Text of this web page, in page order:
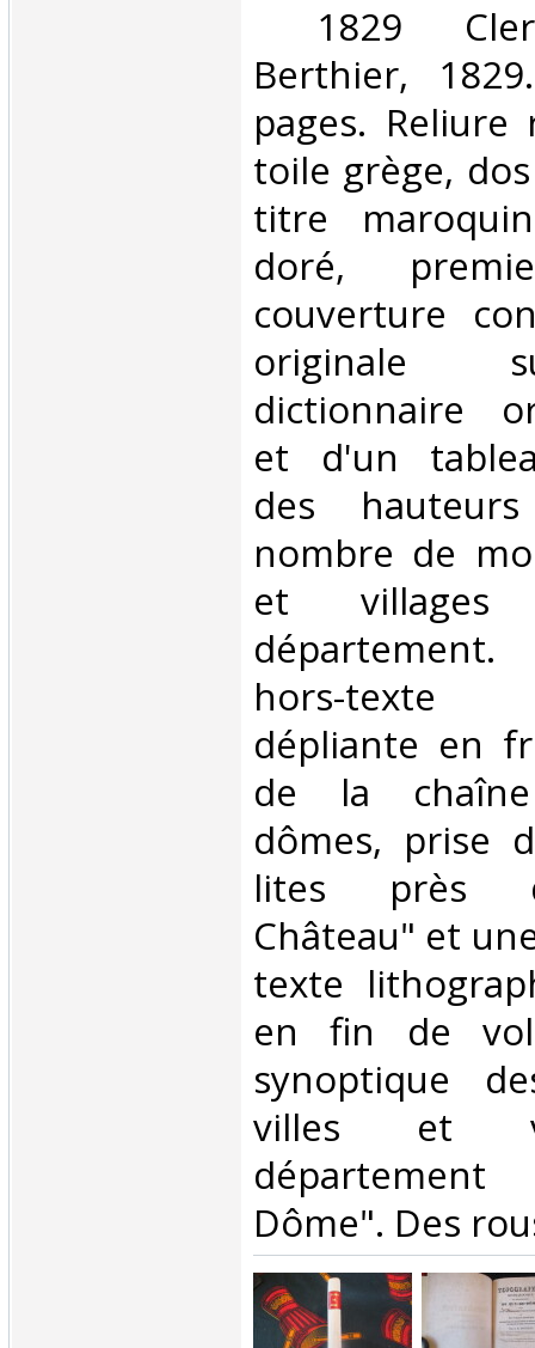
1829
Berthier,
pages.
toile grège,
titre
doré,
couverture
originale
dictionnaire
et d'un
des
nombre de
et
hors-texte
dépliante en
de la
dômes, prise
lites près
Château" et
texte
en fin de
synoptique
villes et
Dôme". Des